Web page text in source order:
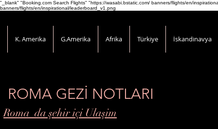
"_blank" "Booking.com Search Flights" "https://wasabi.bstatic.com/ banners/flights/en/
banners/flights/en/inspirational/leaderboard_v1.png
K. Amerika G.Amerika Afrika Türkiye İskandinavya
ROMA GEZİ NOTLARI
Roma da şehir içi Ulaşim